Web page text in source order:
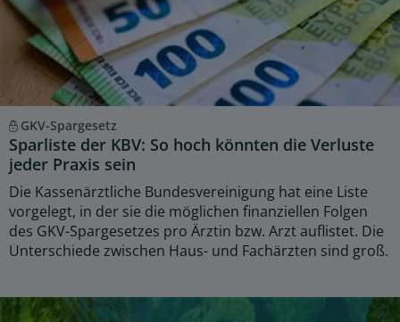
GKV-Spargesetz
Sparliste der KBV: So hoch könnten die Verluste
jeder Praxis sein
Die Kassenärztliche Bundesvereinigung hat eine Liste
vorgelegt, in der sie die möglichen finanziellen Folgen
des GKV-Spargesetzes pro Ärztin bzw. Arzt auflistet. Die
Unterschiede zwischen Haus- und Fachärzten sind groß.